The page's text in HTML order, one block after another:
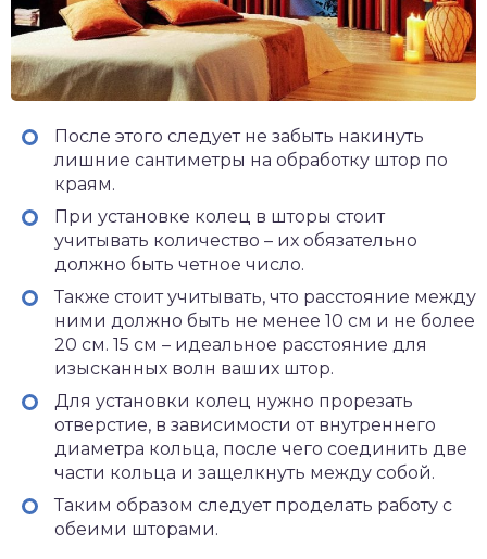
После этого следует не забыть накинуть
лишние сантиметры на обработку штор по
краям.
При установке колец в шторы стоит
учитывать количество – их обязательно
должно быть четное число.
Также стоит учитывать, что расстояние между
ними должно быть не менее 10 см и не более
20 см. 15 см – идеальное расстояние для
изысканных волн ваших штор.
Для установки колец нужно прорезать
отверстие, в зависимости от внутреннего
диаметра кольца, после чего соединить две
части кольца и защелкнуть между собой.
Таким образом следует проделать работу с
обеими шторами.